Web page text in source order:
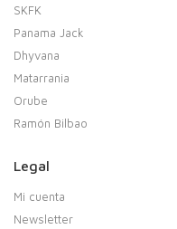
SKFK
Panama Jack
Dhyvana
Matarrania
Orube
Ramón Bilbao
Legal
Mi cuenta
Newsletter